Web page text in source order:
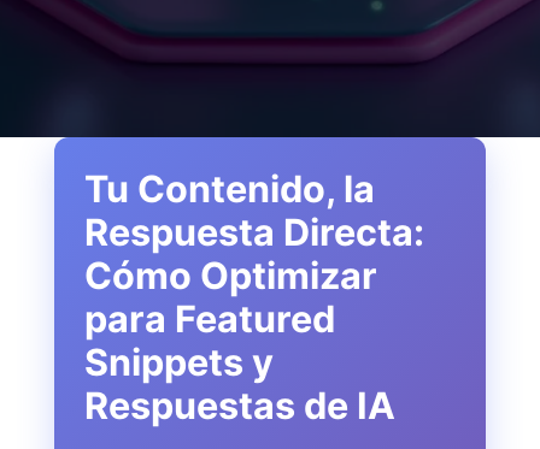
Tu Contenido, la
Respuesta Directa:
Cómo Optimizar
para Featured
Snippets y
Respuestas de IA